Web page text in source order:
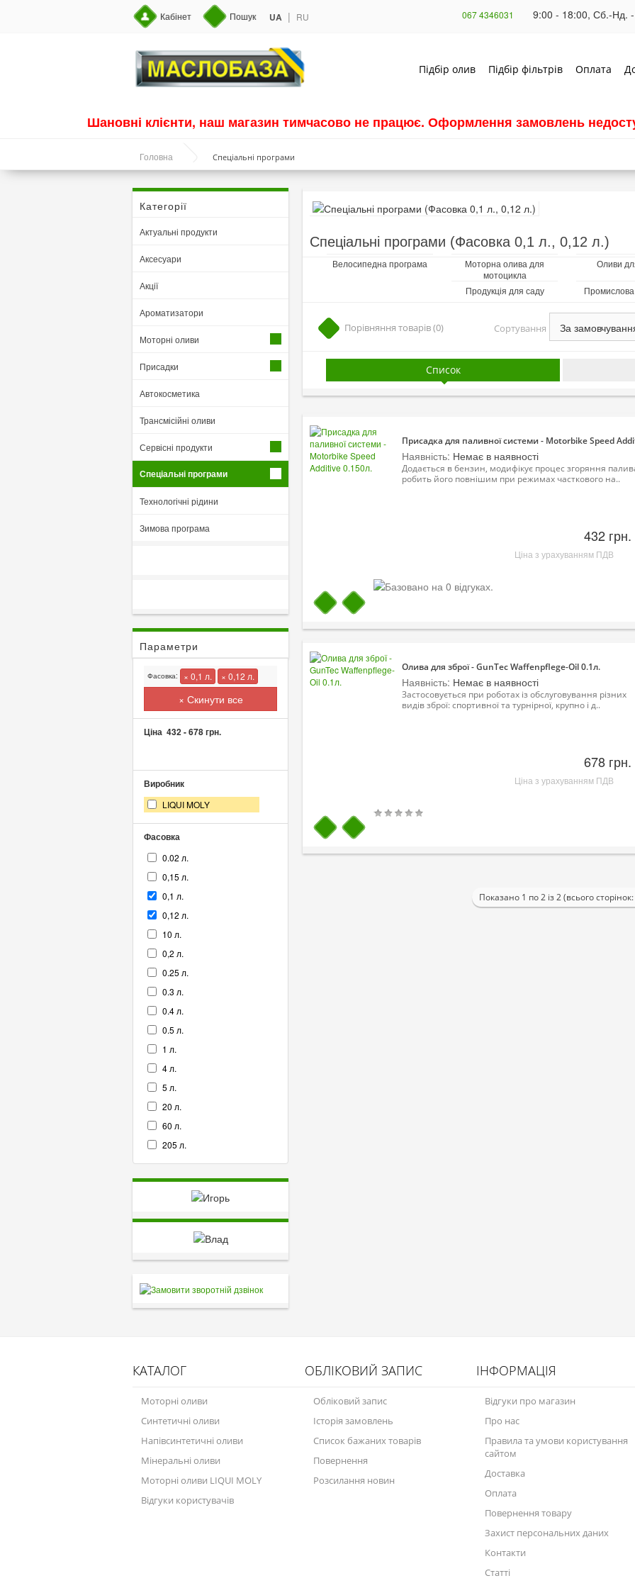
Кабінет Пошук UA | RU 067 4346031 9:00 - 18:00, Сб.-Нд. -
Підбір олив Підбір фільтрів Оплата
Шановні клієнти, наш магазин тимчасово не працює. Оформлення замовлень
Головна Спеціальні програми
Категорії
Актуальні продукти
Аксесуари
Акції
Ароматизатори
Моторні оливи
Присадки
Автокосметика
Трансмісійні оливи
Сервісні продукти
Спеціальні програми
Технологічні рідини
Зимова програма
Параметри
Фасовка: × 0,1 л. × 0,12 л.
× Скинути все
Ціна 432-678грн.
Виробник
LIQUI MOLY
Фасовка
0.02 л.
0,15 л.
0,1 л.
0,12 л.
10 л.
0,2 л.
0.25 л.
0.3 л.
0.4 л.
0.5 л.
1 л.
4 л.
5 л.
20 л.
60 л.
205 л.
Спеціальні програми (Фасовка 0,1 л., 0,12 л.)
Велосипедна програма
Моторна олива для
мотоцикла
Оливи
Продукція для саду
Порівняння товарів (0) Сортування
Список
Присадка для паливної системи - Motorbike Speed
Наявність: Немає в наявності
Додається в бензин, модифікує процес згоряння
робить його повнішим при режимах часткового на..
432 грн.
Ціна з урахуванням ПДВ
Олива для зброї - GunTec Wаffеnрflеgе-Оil 0.1л.
Наявність: Немає в наявності
Застосовується при роботах із обслуговування різних
видів зброї: спортивної та турнірної, крупно і д..
678 грн.
Ціна з урахуванням ПДВ
Показано 1 по 2 із 2 (всього
КАТАЛОГ
Моторні оливи
Синтетичні оливи
Напівсинтетичні оливи
Мінеральні оливи
Моторні оливи LIQUI MOLY
Відгуки користувачів
ОБЛІКОВИЙ ЗАПИС
Обліковий запис
Історія замовлень
Список бажаних товарів
Повернення
Розсилання новин
ІНФОРМАЦІЯ
Відгуки про магазин
Про нас
Правила та умови користування
сайтом
Доставка
Оплата
Повернення товару
Захист персональних даних
Контакти
Статті